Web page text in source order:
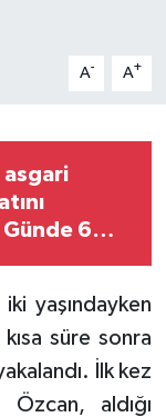
A- A+
asgari
Günde 6
yaşındayken
süre sonra
İlk kez
aldığı